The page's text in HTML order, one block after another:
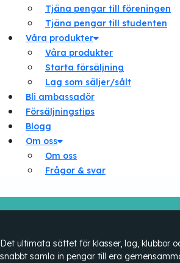
Tjäna pengar till föreningen
Tjäna pengar till studenten
Våra produkter
Våra produkter
Starta försäljning
Lag som säljer/sålt
Bli ambassadör
Försäljningstips
Blogg
Om oss
Om oss
Frågor & svar
Det ultimata sättet för klasser, lag, klubbor
snabbt samla in pengar till era